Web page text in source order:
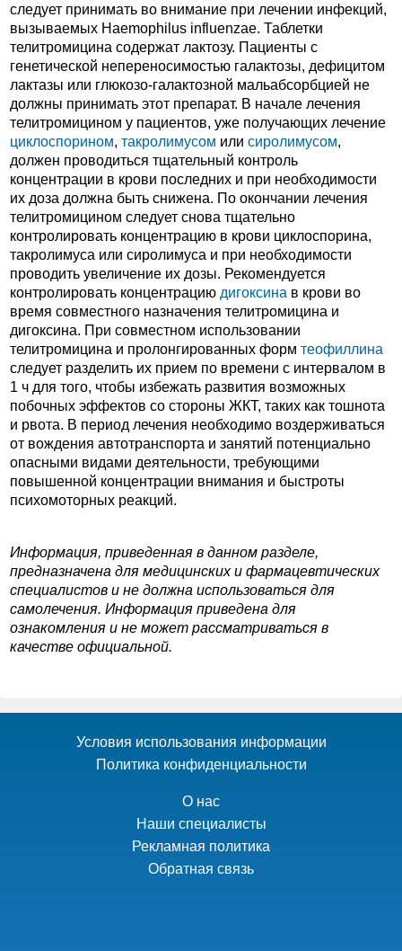
следует принимать во внимание при лечении инфекций,
вызываемых Haemophilus influenzae. Таблетки
телитромицина содержат лактозу. Пациенты с
генетической непереносимостью галактозы, дефицитом
лактазы или глюкозо-галактозной мальабсорбцией не
должны принимать этот препарат. В начале лечения
телитромицином у пациентов, уже получающих лечение
циклоспорином, такролимусом или сиролимусом,
должен проводиться тщательный контроль
концентрации в крови последних и при необходимости
их доза должна быть снижена. По окончании лечения
телитромицином следует снова тщательно
контролировать концентрацию в крови циклоспорина,
такролимуса или сиролимуса и при необходимости
проводить увеличение их дозы. Рекомендуется
контролировать концентрацию дигоксина в крови во
время совместного назначения телитромицина и
дигоксина. При совместном использовании
телитромицина и пролонгированных форм теофиллина
следует разделить их прием по времени с интервалом в
1 ч для того, чтобы избежать развития возможных
побочных эффектов со стороны ЖКТ, таких как тошнота
и рвота. В период лечения необходимо воздерживаться
от вождения автотранспорта и занятий потенциально
опасными видами деятельности, требующими
повышенной концентрации внимания и быстроты
психомоторных реакций.
Информация, приведенная в данном разделе,
предназначена для медицинских и фармацевтических
специалистов и не должна использоваться для
самолечения. Информация приведена для
ознакомления и не может рассматриваться в
качестве официальной.
Условия использования информации
Политика конфиденциальности
О нас
Наши специалисты
Рекламная политика
Обратная связь